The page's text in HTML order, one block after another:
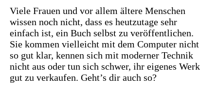
Viele Frauen und vor allem ältere Menschen
wissen noch nicht, dass es heutzutage sehr
einfach ist, ein Buch selbst zu veröffentlichen.
Sie kommen vielleicht mit dem Computer nicht
so gut klar, kennen sich mit moderner Technik
nicht aus oder tun sich schwer, ihr eigenes Werk
gut zu verkaufen. Geht’s dir auch so?